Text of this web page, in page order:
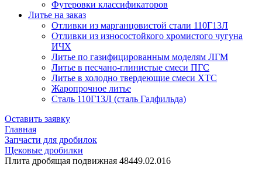
Футеровки классификаторов
Литье на заказ
Отливки из марганцовистой стали 110Г13Л
Отливки из износостойкого хромистого чугуна
ИЧХ
Литье по газифицированным моделям ЛГМ
Литье в песчано-глинистые смеси ПГС
Литье в холодно твердеющие смеси ХТС
Жаропрочное литье
Сталь 110Г13Л (сталь Гадфильда)
Оставить заявку
Главная
Запчасти для дробилок
Щековые дробилки
Плита дробящая подвижная 48449.02.016